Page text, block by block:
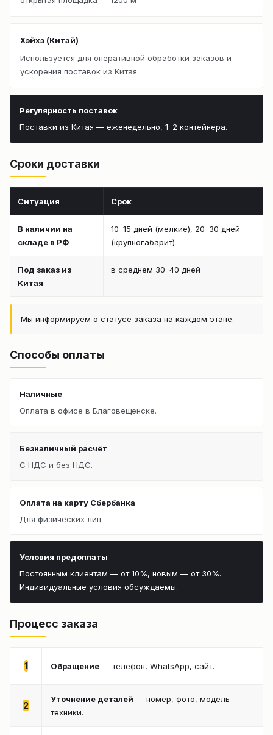
Хэйхэ (Китай)
Используется для оперативной обработки заказов и
ускорения поставок из Китая.
Регулярность поставок
Поставки из Китая — еженедельно, 1–2 контейнера.
Сроки доставки
Ситуация Срок
В наличии на
складе в РФ
10–15 дней (мелкие), 20–30 дней
(крупногабарит)
Под заказ из
Китая
в среднем 30–40 дней
Мы информируем о статусе заказа на каждом этапе.
Способы оплаты
Наличные
Оплата в офисе в Благовещенске.
Безналичный расчёт
С НДС и без НДС.
Оплата на карту Сбербанка
Для физических лиц.
Условия предоплаты
Постоянным клиентам — от 10%, новым — от 30%.
Индивидуальные условия обсуждаемы.
Процесс заказа
1 Обращение — телефон, WhatsApp, сайт.
2
Уточнение деталей — номер, фото, модель
техники.